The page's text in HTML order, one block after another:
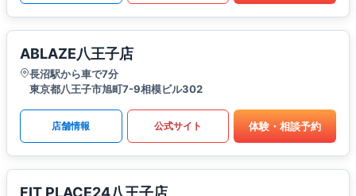
ABLAZE八王子店
長沼駅から車で7分
東京都八王子市旭町7-9相模ビル302
店舗情報 公式サイト 体験・相談予約